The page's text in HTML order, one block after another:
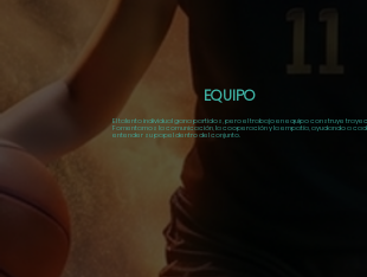
EQUIPO
El talento individual gana partidos, pero el trabajo en equipo construye
Fomentamos la comunicación, la cooperación y la empatía, ayudando a
entender su papel dentro del conjunto.